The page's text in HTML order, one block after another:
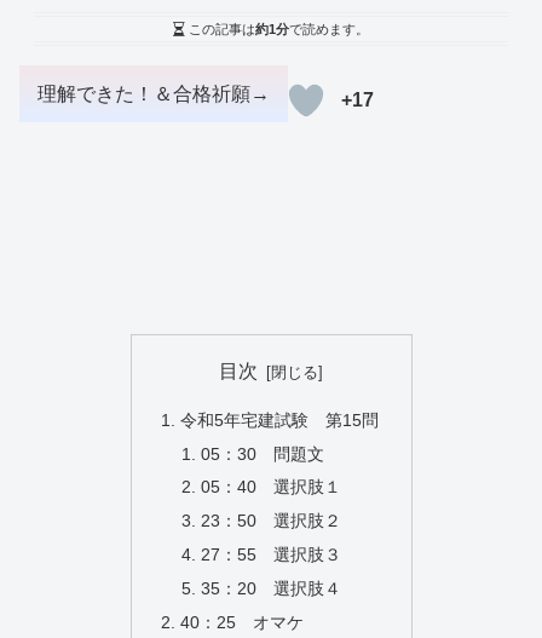
この記事は約1分で読めます。
+17
目次
令和5年宅建試験 第15問
05：30 問題文
05：40 選択肢１
23：50 選択肢２
27：55 選択肢３
35：20 選択肢４
40：25 オマケ